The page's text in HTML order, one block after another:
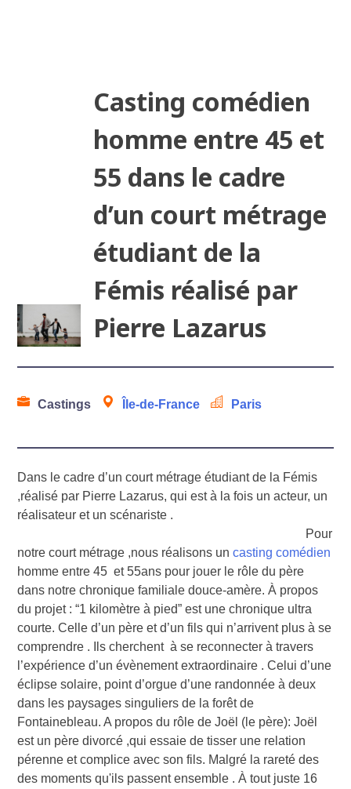
Casting comédien
homme entre 45 et
55 dans le cadre
d’un court métrage
étudiant de la
Fémis réalisé par
Pierre Lazarus
Castings Île-de-France Paris
Dans le cadre d’un court métrage étudiant de la Fémis
,réalisé par Pierre Lazarus, qui est à la fois un acteur, un
réalisateur et un scénariste .
Pour
notre court métrage ,nous réalisons uncasting comédien
homme entre 45 et 55ans pour jouer le rôle du père
dans notre chronique familiale douce-amère. À propos
du projet : “1 kilomètre à pied” est une chronique ultra
courte. Celle d’un père et d’un fils qui n’arrivent plus à se
comprendre . Ils cherchent à se reconnecter à travers
l’expérience d’un évènement extraordinaire . Celui d’une
éclipse solaire, point d’orgue d’une randonnée à deux
dans les paysages singuliers de la forêt de
Fontainebleau. A propos du rôle de Joël (le père): Joël
est un père divorcé ,qui essaie de tisser une relation
pérenne et complice avec son fils. Malgré la rareté des
des moments qu'ils passent ensemble . À tout juste 16